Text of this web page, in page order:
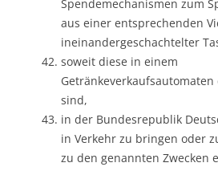
Spendemechanismen zum
aus einer entsprechenden
ineinandergeschachtelter
soweit diese in einem
Getränkeverkaufsautomaten
sind,
in der Bundesrepublik
in Verkehr zu bringen oder
zu den genannten Zwecken